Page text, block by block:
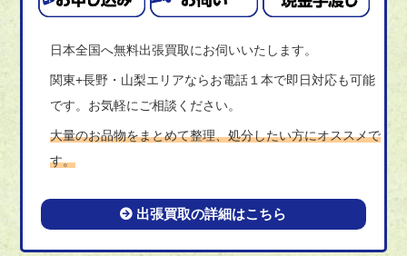
日本全国へ無料出張買取にお伺いいたします。
関東+長野・山梨エリアならお電話１本で即日対応も可能
です。お気軽にご相談ください。
大量のお品物をまとめて整理、処分したい方にオススメで
す。
出張買取の詳細はこちら